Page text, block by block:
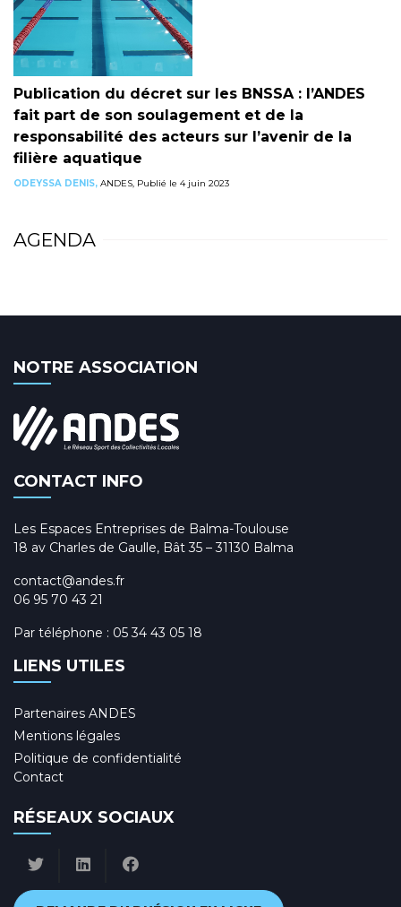
Publication du décret sur les BNSSA : l’ANDES
fait part de son soulagement et de la
responsabilité des acteurs sur l’avenir de la
filière aquatique
ODEYSSA DENIS, ANDES, Publié le 4 juin 2023
AGENDA
NOTRE ASSOCIATION
CONTACT INFO
Les Espaces Entreprises de Balma-Toulouse
18 av Charles de Gaulle, Bât 35 – 31130 Balma
contact@andes.fr
06 95 70 43 21
Par téléphone : 05 34 43 05 18
LIENS UTILES
Partenaires ANDES
Mentions légales
Politique de confidentialité
Contact
RÉSEAUX SOCIAUX